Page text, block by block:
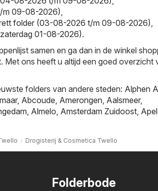
m 09-08-2026),
folder (03-08-2026 t/m 09-08-2026),
01-08-2026).
samen en ga dan in de winkel
Met ons heeft u altijd een goed overzicht
folders van andere steden: Alphen
, Abcoude, Amerongen, Aalsmeer,
, Almelo, Amsterdam Zuidoost,
Drogisterij & Cosmetica Twello
Folderbode